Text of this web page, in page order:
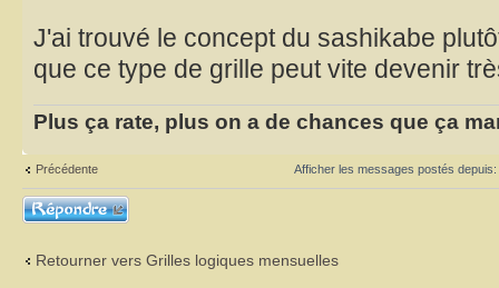
J'ai trouvé le concept du sashikabe
que ce type de grille peut vite devenir
Plus ça rate, plus on a de chances que ça
Précédente Afficher les messages postés depuis:
Répondre
Retourner vers Grilles logiques mensuelles